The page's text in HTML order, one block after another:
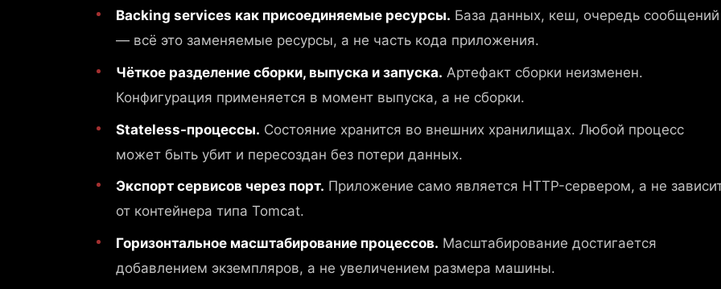
Backing services как присоединяемые ресурсы. База данных, кеш, очередь сообщений
— всё это заменяемые ресурсы, а не часть кода приложения.
Чёткое разделение сборки, выпуска и запуска. Артефакт сборки неизменен.
Конфигурация применяется в момент выпуска, а не сборки.
Stateless-процессы. Состояние хранится во внешних хранилищах. Любой процесс
может быть убит и пересоздан без потери данных.
Экспорт сервисов через порт. Приложение само является HTTP-сервером, а не
от контейнера типа Tomcat.
Горизонтальное масштабирование процессов. Масштабирование достигается
добавлением экземпляров, а не увеличением размера машины.